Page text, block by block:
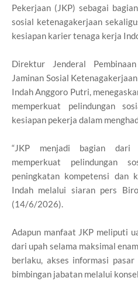
Pekerjaan (JKP) sebagai
sosial ketenagakerjaan
kesiapan karier tenaga kerja
Direktur Jenderal
Jaminan Sosial
Indah Anggoro Putri,
memperkuat pelindungan
kesiapan pekerja dalam
“JKP menjadi bagian dari
memperkuat pelindungan
peningkatan kompetensi dan
Indah melalui siaran pers
(14/6/2026).
Adapun manfaat JKP meliputi
dari upah selama maksimal
berlaku, akses informasi
bimbingan jabatan melalui